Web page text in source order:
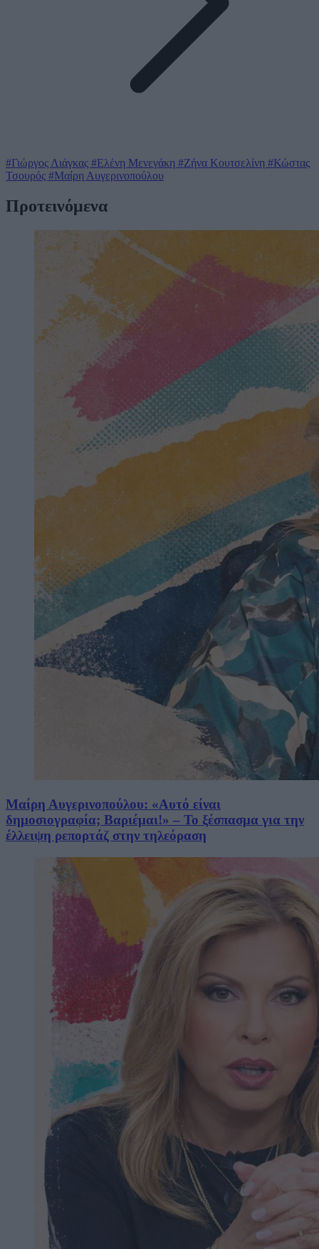
#Γιώργος Λιάγκας #Ελένη Μενεγάκη #Ζήνα Κουτσελίνη #Κώστας
Τσουρός #Μαίρη Αυγερινοπούλου
Προτεινόμενα
Μαίρη Αυγερινοπούλου: «Αυτό είναι
δημοσιογραφία; Βαριέμαι!» – Το ξέσπασμα για την
έλλειψη ρεπορτάζ στην τηλεόραση